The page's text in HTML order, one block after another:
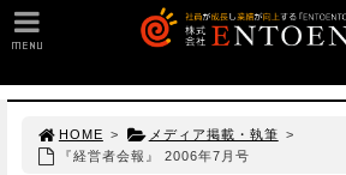
HOME > メディア掲載・執筆 >
『経営者会報』 2006年7月号
MENU